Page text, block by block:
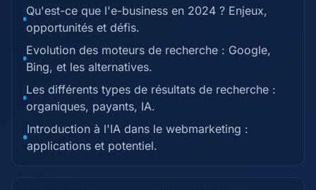
Qu'est-ce que l'e-business en 2024 ? Enjeux,
opportunités et défis.
Evolution des moteurs de recherche : Google,
Bing, et les alternatives.
Les différents types de résultats de recherche :
organiques, payants, IA.
Introduction à l'IA dans le webmarketing :
applications et potentiel.